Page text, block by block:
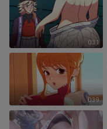
0:31
0:39